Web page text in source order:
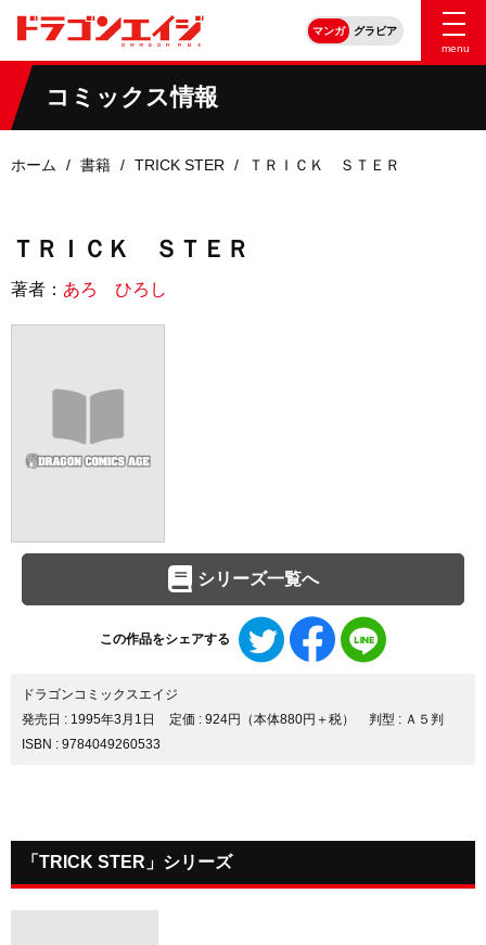
マンガ
グラビア
menu
コミックス情報
ホーム 書籍 TRICK STER ＴＲＩＣＫ ＳＴＥＲ
ＴＲＩＣＫ ＳＴＥＲ
著者： あろ ひろし
シリーズ一覧へ
この作品をシェアする
Twitter
で
ア
Facebook
で
ア
で
ア
ドラゴンコミックスエイジ
発売日 : 1995年3月1日 定価 : 924円（本体880円＋税）
判型 : Ａ５判
ISBN : 9784049260533
「TRICK STER」シリーズ